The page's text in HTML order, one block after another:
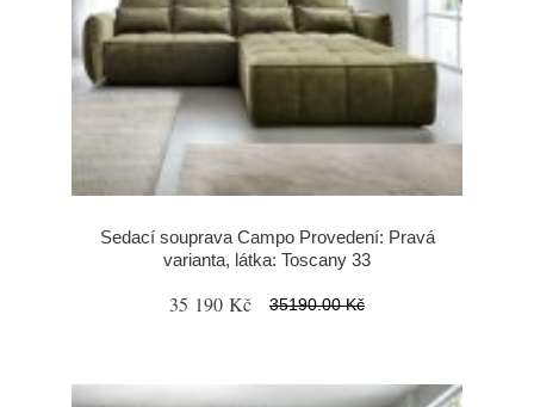
Sedací souprava Campo Provedení: Pravá
varianta, látka: Toscany 33
35 190 Kč 35190.00 Kč